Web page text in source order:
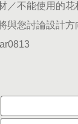
／不能使用的
與您討論設計方